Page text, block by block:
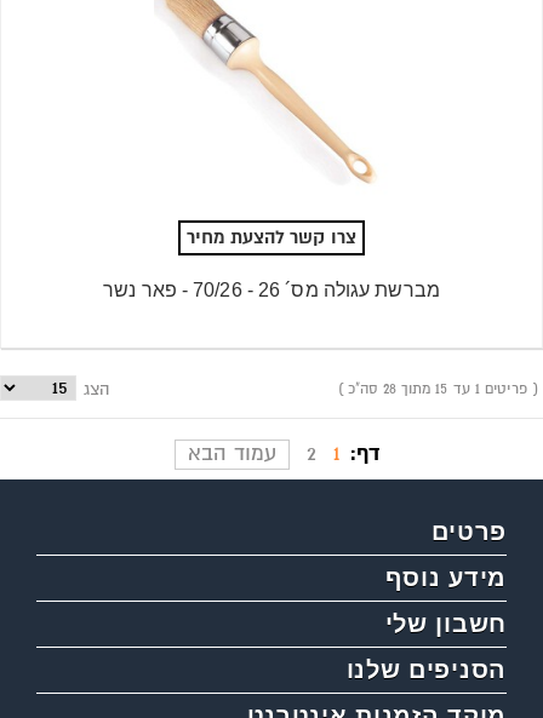
צרו קשר להצעת מחיר
מברשת עגולה מס´ 26 - 70/26 - פאר נשר
פריטים 1 עד 15 מתוך 28 סה"כ הצג
דף: 1
2 עמוד הבא
פרטים
מידע נוסף
חשבון שלי
הסניפים שלנו